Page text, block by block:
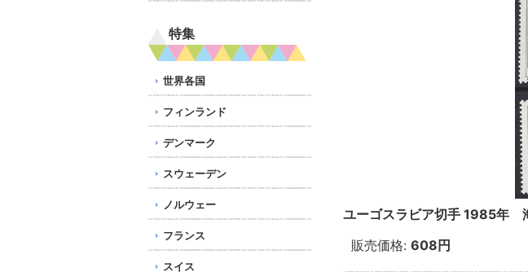
特集
世界各国
フィンランド
デンマーク
スウェーデン
ノルウェー
フランス
スイス
ユーゴスラビア切手 1985
販売価格: 608円